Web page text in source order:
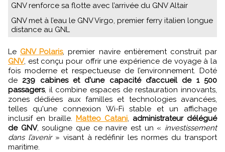
GNV renforce sa flotte avec l’arrivée du GNV Altair
GNV met à l’eau le GNV Virgo, premier ferry italien longue
distance au GNL
Le GNV Polaris, premier navire entièrement construit par
GNV, est conçu pour offrir une expérience de voyage à la
fois moderne et respectueuse de l’environnement. Doté
de 239 cabines et d'une capacité d’accueil de 1 500
passagers, il combine espaces de restauration innovants,
zones dédiées aux familles et technologies avancées,
telles qu'une connexion Wi-Fi stable et un affichage
inclusif en braille. Matteo Catani, administrateur délégué
de GNV, souligne que ce navire est un « investissement
dans l’avenir» visant à redéfinir les normes du transport
maritime.